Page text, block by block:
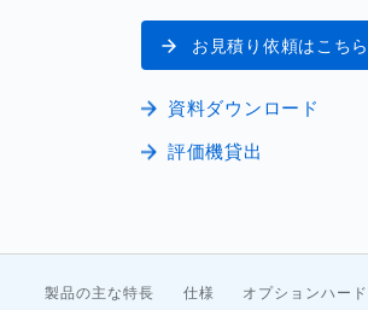
お見積り依頼はこちら
資料ダウンロード
評価機貸出
製品の主な特長 仕様 オプションハー